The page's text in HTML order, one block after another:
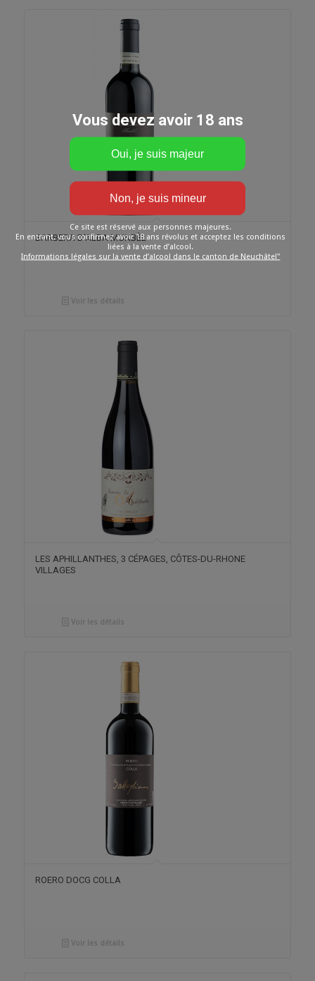
BARBERA D’ALBA MUNBÈL
Voir les détails
LES APHILLANTHES, 3 CÉPAGES, CÔTES-DU-RHONE
VILLAGES
Voir les détails
ROERO DOCG COLLA
Voir les détails
Vous devez avoir 18 ans
Ce site est réservé aux personnes majeures.
En entrant, vous confirmez avoir 18 ans révolus et acceptez les conditions
liées à la vente d’alcool.
Informations légales sur la vente d’alcool dans le canton de Neuchâtel"